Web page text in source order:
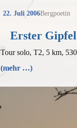
22. Juli 2006Bergpoetin
Erster
Tour solo, T2, 5 km,
(mehr …)